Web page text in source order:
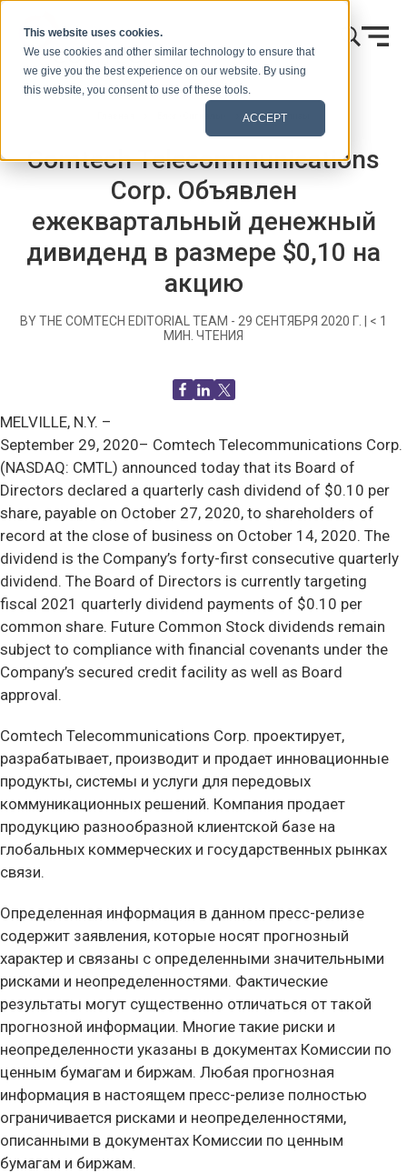
This website uses cookies.
We use cookies and other similar technology to ensure that
we give you the best experience on our website. By using
this website, you consent to use of these tools.
ACCEPT
Пресс-релизы
Comtech Telecommunications
Corp. Объявлен
ежеквартальный денежный
дивиденд в размере $0,10 на
акцию
BY THE COMTECH EDITORIAL TEAM - 29 СЕНТЯБРЯ 2020 Г.
< 1
МИН. ЧТЕНИЯ
MELVILLE, N.Y. –
September 29, 2020– Comtech Telecommunications Corp.
(NASDAQ: CMTL) announced today that its Board of
Directors declared a quarterly cash dividend of $0.10 per
share, payable on October 27, 2020, to shareholders of
record at the close of business on October 14, 2020. The
dividend is the Company’s forty-first consecutive quarterly
dividend. The Board of Directors is currently targeting
fiscal 2021 quarterly dividend payments of $0.10 per
common share. Future Common Stock dividends remain
subject to compliance with financial covenants under the
Company’s secured credit facility as well as Board
approval.
Comtech Telecommunications Corp. проектирует,
разрабатывает, производит и продает инновационные
продукты, системы и услуги для передовых
коммуникационных решений. Компания продает
продукцию разнообразной клиентской базе на
глобальных коммерческих и государственных рынках
связи.
Определенная информация в данном пресс-релизе
содержит заявления, которые носят прогнозный
характер и связаны с определенными значительными
рисками и неопределенностями. Фактические
результаты могут существенно отличаться от такой
прогнозной информации. Многие такие риски и
неопределенности указаны в документах Комиссии по
ценным бумагам и биржам. Любая прогнозная
информация в настоящем пресс-релизе полностью
ограничивается рисками и неопределенностями,
описанными в документах Комиссии по ценным
бумагам и биржам.